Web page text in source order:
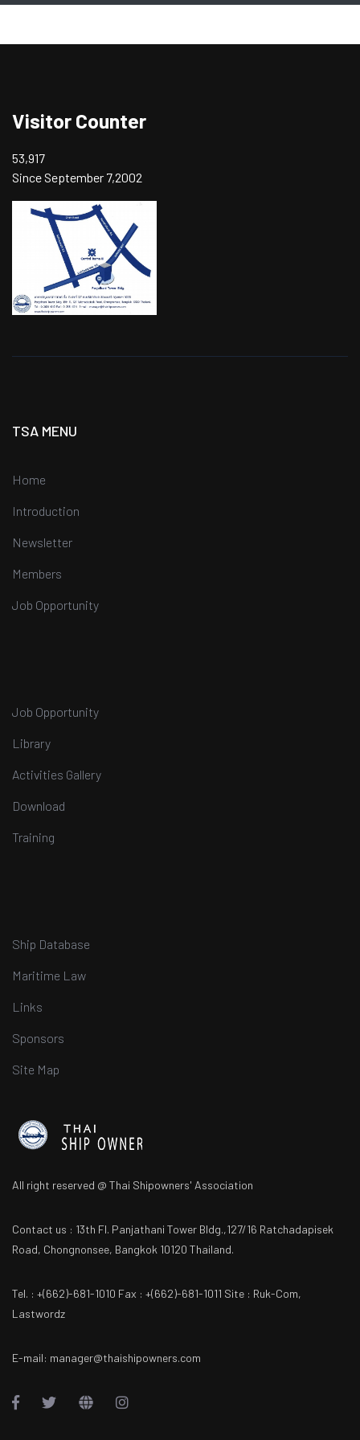
Visitor Counter
53,917
Since September 7,2002
TSA MENU
Home
Introduction
Newsletter
Members
Job Opportunity
Job Opportunity
Library
Activities Gallery
Download
Training
Ship Database
Maritime Law
Links
Sponsors
Site Map
All right reserved @ Thai Shipowners' Association
Contact us : 13th Fl. Panjathani Tower Bldg.,127/16 Ratchadapisek
Road, Chongnonsee, Bangkok 10120 Thailand.
Tel. : +(662)-681-1010 Fax : +(662)-681-1011 Site : Ruk-Com,
Lastwordz
E-mail: manager@thaishipowners.com